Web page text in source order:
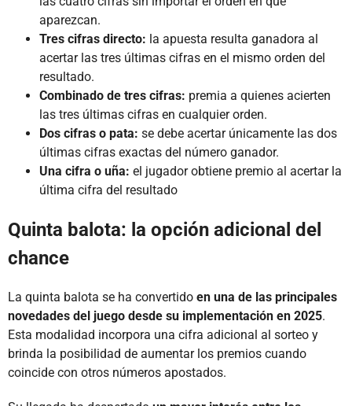
aparezcan.
Tres cifras directo: la apuesta resulta ganadora al
acertar las tres últimas cifras en el mismo orden del
resultado.
Combinado de tres cifras: premia a quienes acierten
las tres últimas cifras en cualquier orden.
Dos cifras o pata: se debe acertar únicamente las dos
últimas cifras exactas del número ganador.
Una cifra o uña: el jugador obtiene premio al acertar la
última cifra del resultado
Quinta balota: la opción adicional del
chance
La quinta balota se ha convertido en una de las principales
novedades del juego desde su implementación en 2025.
Esta modalidad incorpora una cifra adicional al sorteo y
brinda la posibilidad de aumentar los premios cuando
coincide con otros números apostados.